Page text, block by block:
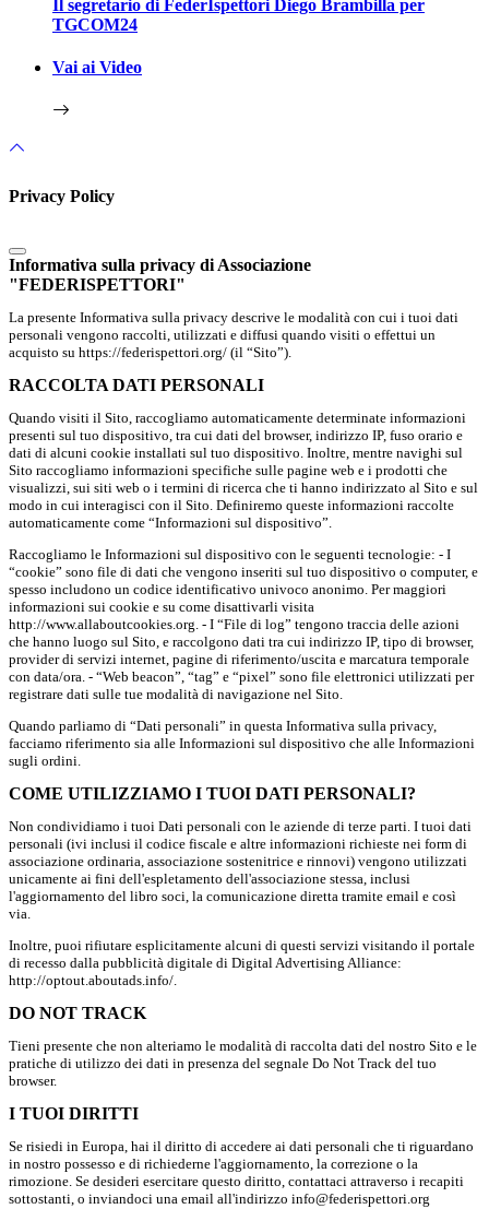
TGCOM24
Vai ai Video
Privacy Policy
Informativa sulla privacy di Associazione
"FEDERISPETTORI"
La presente Informativa sulla privacy descrive le modalità con cui i tuoi dati
personali vengono raccolti, utilizzati e diffusi quando visiti o effettui un
acquisto su https://federispettori.org/ (il “Sito”).
RACCOLTA DATI PERSONALI
Quando visiti il Sito, raccogliamo automaticamente determinate informazioni
presenti sul tuo dispositivo, tra cui dati del browser, indirizzo IP, fuso orario e
dati di alcuni cookie installati sul tuo dispositivo. Inoltre, mentre navighi sul
Sito raccogliamo informazioni specifiche sulle pagine web e i prodotti che
visualizzi, sui siti web o i termini di ricerca che ti hanno indirizzato al Sito e sul
modo in cui interagisci con il Sito. Definiremo queste informazioni raccolte
automaticamente come “Informazioni sul dispositivo”.
Raccogliamo le Informazioni sul dispositivo con le seguenti tecnologie: - I
“cookie” sono file di dati che vengono inseriti sul tuo dispositivo o computer, e
spesso includono un codice identificativo univoco anonimo. Per maggiori
informazioni sui cookie e su come disattivarli visita
http://www.allaboutcookies.org. - I “File di log” tengono traccia delle azioni
che hanno luogo sul Sito, e raccolgono dati tra cui indirizzo IP, tipo di browser,
provider di servizi internet, pagine di riferimento/uscita e marcatura temporale
con data/ora. - “Web beacon”, “tag” e “pixel” sono file elettronici utilizzati per
registrare dati sulle tue modalità di navigazione nel Sito.
Quando parliamo di “Dati personali” in questa Informativa sulla privacy,
facciamo riferimento sia alle Informazioni sul dispositivo che alle Informazioni
sugli ordini.
COME UTILIZZIAMO I TUOI DATI PERSONALI?
Non condividiamo i tuoi Dati personali con le aziende di terze parti. I tuoi dati
personali (ivi inclusi il codice fiscale e altre informazioni richieste nei form di
associazione ordinaria, associazione sostenitrice e rinnovi) vengono utilizzati
unicamente ai fini dell'espletamento dell'associazione stessa, inclusi
l'aggiornamento del libro soci, la comunicazione diretta tramite email e così
via.
Inoltre, puoi rifiutare esplicitamente alcuni di questi servizi visitando il portale
di recesso dalla pubblicità digitale di Digital Advertising Alliance:
http://optout.aboutads.info/.
DO NOT TRACK
Tieni presente che non alteriamo le modalità di raccolta dati del nostro Sito e le
pratiche di utilizzo dei dati in presenza del segnale Do Not Track del tuo
browser.
I TUOI DIRITTI
Se risiedi in Europa, hai il diritto di accedere ai dati personali che ti riguardano
in nostro possesso e di richiederne l'aggiornamento, la correzione o la
rimozione. Se desideri esercitare questo diritto, contattaci attraverso i recapiti
sottostanti, o inviandoci una email all'indirizzo info@federispettori.org